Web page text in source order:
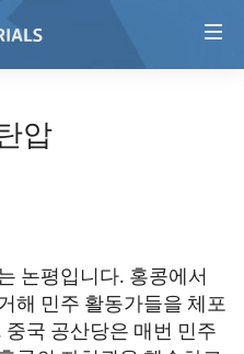
압
논평입니다. 홍콩에서
해 민주 활동가들을 체포
국 공산당은 매번 민주